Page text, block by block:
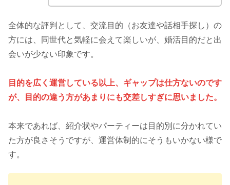
全体的な評判として、交流目的（お友達や話相手探し）の
方には、同世代と気軽に会えて楽しいが、婚活目的だと出
会いが少ない印象です。
目的を広く運営している以上、ギャップは仕方ないのです
が、目的の違う方があまりにも交差しすぎに思いました。
本来であれば、紹介状やパーティーは目的別に分かれてい
た方が良さそうですが、運営体制的にそうもいかない様で
す。